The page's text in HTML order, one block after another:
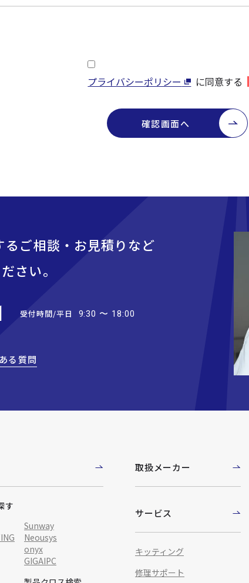
プライバシーポリシー に同意する
確認画面へ
ご相談・お見積りなど
さい。
受付時間/平日 9:30 〜 18:00
る質問
す
Sunway
Neousys
onyx
GIGAIPC
取扱メーカー
サービス
キッティング
修理サポート